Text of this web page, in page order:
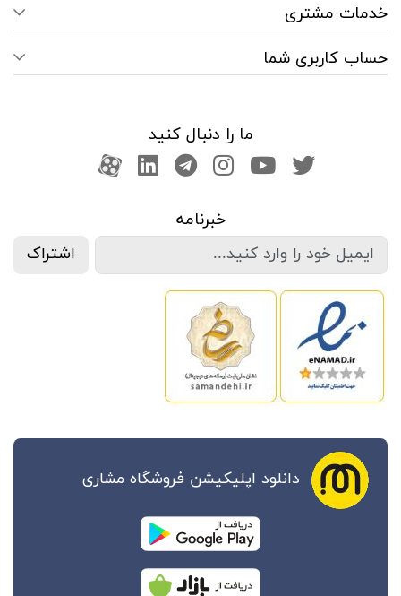
خدمات مشتری
حساب کاربری شما
ما را دنبال کنید
صفحه تویتر
کانال یوتوب
اینستاگرام
کانال تلگرام
کانال لینکدین
آپارات
خبرنامه
اشتراک
دانلود اپلیکیشن فروشگاه مشاری